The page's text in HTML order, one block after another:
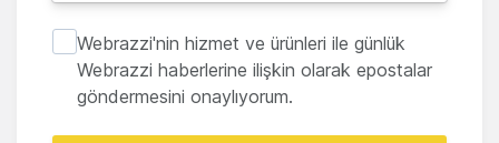
Webrazzi'nin hizmet ve ürünleri ile günlük
Webrazzi haberlerine ilişkin olarak epostalar
göndermesini onaylıyorum.